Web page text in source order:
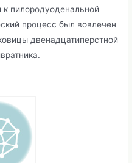
пилородуоденальной
процесс был вовлечен
двенадцатиперстной